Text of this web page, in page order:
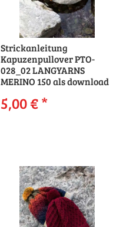
Strickanleitung
Kapuzenpullover PTO-
028_02 LANGYARNS
MERINO 150 als download
5,00 €*